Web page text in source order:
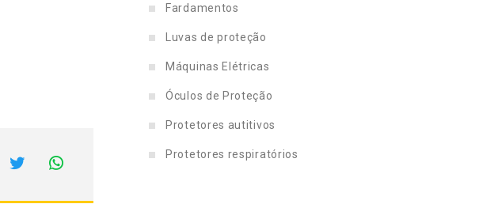
Fardamentos
Luvas de proteção
Máquinas Elétricas
Óculos de Proteção
Protetores autitivos
Protetores respiratórios